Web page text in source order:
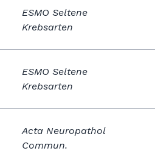
ESMO Seltene
Krebsarten
ESMO Seltene
Krebsarten
Acta Neuropathol
Commun.